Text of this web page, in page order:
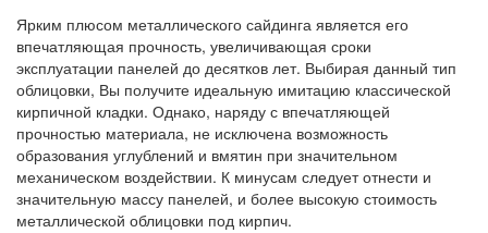
Ярким плюсом металлического сайдинга является его
впечатляющая прочность, увеличивающая сроки
эксплуатации панелей до десятков лет. Выбирая данный тип
облицовки, Вы получите идеальную имитацию классической
кирпичной кладки. Однако, наряду с впечатляющей
прочностью материала, не исключена возможность
образования углублений и вмятин при значительном
механическом воздействии. К минусам следует отнести и
значительную массу панелей, и более высокую стоимость
металлической облицовки под кирпич.